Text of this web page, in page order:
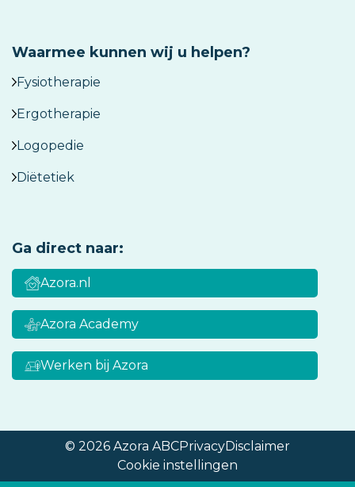
Waarmee kunnen wij u helpen?
Fysiotherapie
Ergotherapie
Logopedie
Diëtetiek
Ga direct naar:
Azora.nl
Azora Academy
Werken bij Azora
© 2026 Azora ABCPrivacyDisclaimer
Cookie instellingen